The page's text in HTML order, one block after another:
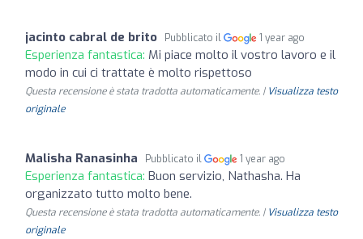
jacinto cabral de brito Pubblicato il 1 year ago
Esperienza fantastica: Mi piace molto il vostro lavoro e il
modo in cui ci trattate è molto rispettoso
Questa recensione è stata tradotta automaticamente. | Visualizza testo
originale
Malisha Ranasinha Pubblicato il 1 year ago
Esperienza fantastica: Buon servizio, Nathasha. Ha
organizzato tutto molto bene.
Questa recensione è stata tradotta automaticamente. | Visualizza testo
originale